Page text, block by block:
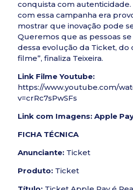
conquista com autenticidade.
com essa campanha era
mostrar que inovação pode
Queremos que as pessoas
dessa evolução da Ticket, do
filme”, finaliza Teixeira.
Link Filme Youtube:
https://www.youtube.com/
v=crRc7sPwSFs
Link com Imagens: Apple
FICHA TÉCNICA
Anunciante:Ticket
Produto:Ticket